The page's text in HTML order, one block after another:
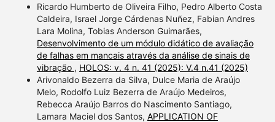
Ricardo Humberto de Oliveira Filho, Pedro Alberto Costa
Caldeira, Israel Jorge Cárdenas Nuñez, Fabian Andres
Lara Molina, Tobias Anderson Guimarães,
Desenvolvimento de um módulo didático de avaliação
de falhas em mancais através da análise de sinais de
vibração , HOLOS: v. 4 n. 41 (2025): V.4 n.41 (2025)
Arivonaldo Bezerra da Silva, Dulce Maria de Araújo
Melo, Rodolfo Luiz Bezerra de Araújo Medeiros,
Rebecca Araújo Barros do Nascimento Santiago,
Lamara Maciel dos Santos, APPLICATION OF